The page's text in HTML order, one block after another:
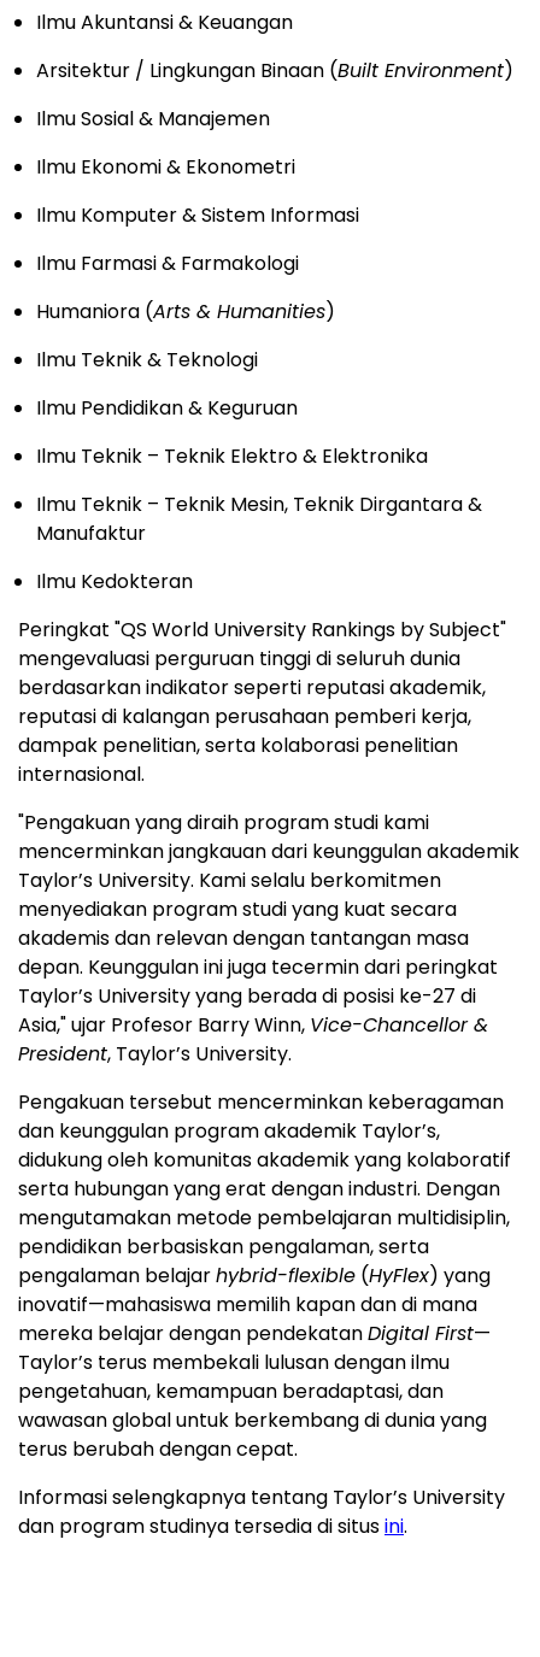
Ilmu Akuntansi & Keuangan
Arsitektur / Lingkungan Binaan (Built Environment)
Ilmu Sosial & Manajemen
Ilmu Ekonomi & Ekonometri
Ilmu Komputer & Sistem Informasi
Ilmu Farmasi & Farmakologi
Humaniora (Arts & Humanities)
Ilmu Teknik & Teknologi
Ilmu Pendidikan & Keguruan
Ilmu Teknik – Teknik Elektro & Elektronika
Ilmu Teknik – Teknik Mesin, Teknik Dirgantara &
Manufaktur
Ilmu Kedokteran
Peringkat "QS World University Rankings by Subject"
mengevaluasi perguruan tinggi di seluruh dunia
berdasarkan indikator seperti reputasi akademik,
reputasi di kalangan perusahaan pemberi kerja,
dampak penelitian, serta kolaborasi penelitian
internasional.
"Pengakuan yang diraih program studi kami
mencerminkan jangkauan dari keunggulan akademik
Taylor’s University. Kami selalu berkomitmen
menyediakan program studi yang kuat secara
akademis dan relevan dengan tantangan masa
depan. Keunggulan ini juga tecermin dari peringkat
Taylor’s University yang berada di posisi ke-27 di
Asia," ujar Profesor Barry Winn, Vice-Chancellor &
President, Taylor’s University.
Pengakuan tersebut mencerminkan keberagaman
dan keunggulan program akademik Taylor’s,
didukung oleh komunitas akademik yang kolaboratif
serta hubungan yang erat dengan industri. Dengan
mengutamakan metode pembelajaran multidisiplin,
pendidikan berbasiskan pengalaman, serta
pengalaman belajarhybrid-flexible (HyFlex) yang
inovatif—mahasiswa memilih kapan dan di mana
mereka belajar dengan pendekatanDigital First—
Taylor’s terus membekali lulusan dengan ilmu
pengetahuan, kemampuan beradaptasi, dan
wawasan global untuk berkembang di dunia yang
terus berubah dengan cepat.
Informasi selengkapnya tentang Taylor’s University
dan program studinya tersedia di situsini.